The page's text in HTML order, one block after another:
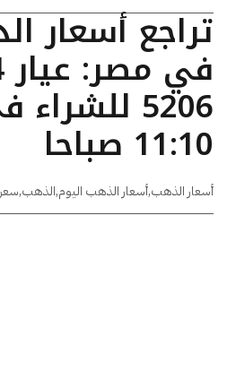
تراجع أسعار
5206
11:10 صباحا
أسعار الذهب,أسعار الذهب اليوم,الذهب,